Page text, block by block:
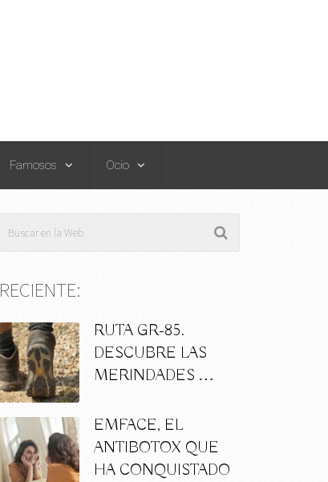
Famosos Ocio
RECIENTE:
RUTA GR-85.
DESCUBRE LAS
MERINDADES …
EMFACE, EL
ANTIBOTOX QUE
HA CONQUISTADO